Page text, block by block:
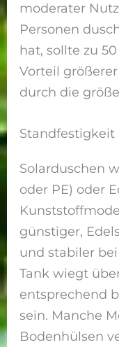
moderater
Personen
hat, sollte zu
Vorteil
durch die
Solarduschen
oder PE) oder
günstiger,
und stabiler
Tank wiegt
entsprechend
sein. Manche
Bodenhülsen